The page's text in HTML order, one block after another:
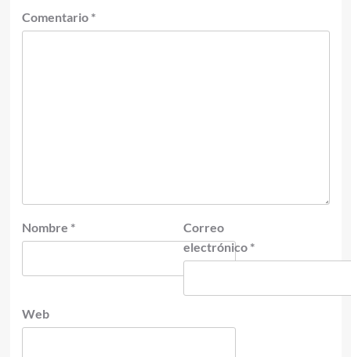
Comentario *
Nombre *
Correo
electrónico *
Web